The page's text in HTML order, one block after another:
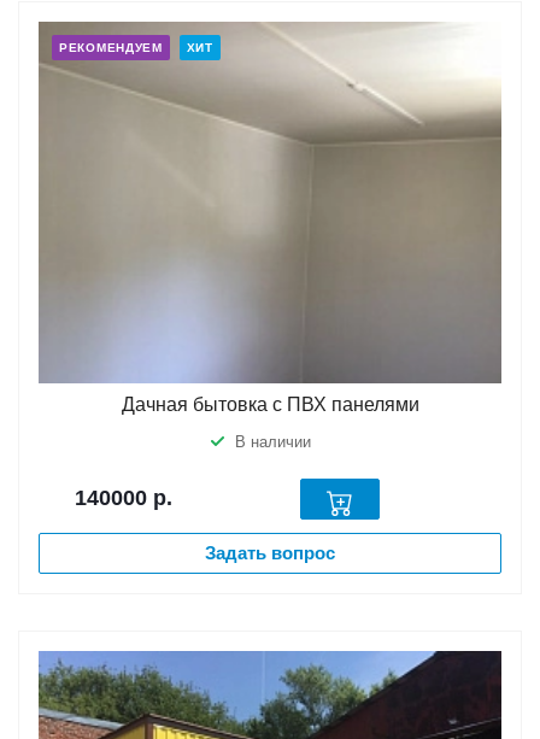
РЕКОМЕНДУЕМ ХИТ
Дачная бытовка с ПВХ панелями
В наличии
140000 р.
Задать вопрос